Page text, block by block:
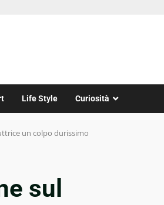
Life Style Curiosità
un colpo durissimo
sul